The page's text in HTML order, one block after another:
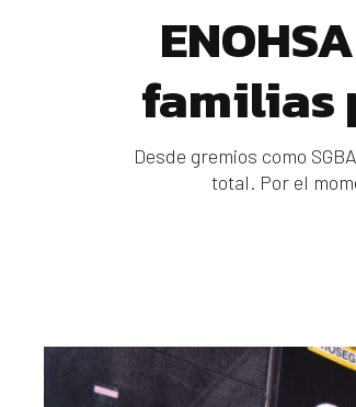
familias
Desde gremios como
total. Por el